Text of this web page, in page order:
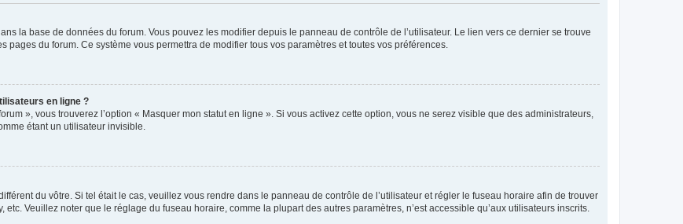
la base de données du forum. Vous pouvez les modifier depuis le panneau de contrôle de l’utilisateur. Le lien vers ce dernier se trouve
du forum. Ce système vous permettra de modifier tous vos paramètres et toutes vos préférences.
en ligne ?
», vous trouverez l’option « Masquer mon statut en ligne ». Si vous activez cette option, vous ne serez visible que des administrateurs,
étant un utilisateur invisible.
du vôtre. Si tel était le cas, veuillez vous rendre dans le panneau de contrôle de l’utilisateur et régler le fuseau horaire afin de trouver
Veuillez noter que le réglage du fuseau horaire, comme la plupart des autres paramètres, n’est accessible qu’aux utilisateurs inscrits.